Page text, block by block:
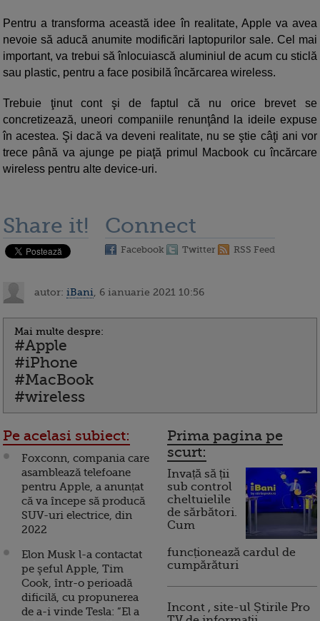
Pentru a transforma această idee în realitate, Apple va avea
nevoie să aducă anumite modificări laptopurilor sale. Cel mai
important, va trebui să înlocuiască aluminiul de acum cu sticlă
sau plastic, pentru a face posibilă încărcarea wireless.
Trebuie ţinut cont şi de faptul că nu orice brevet se
concretizează, uneori companiile renunţând la ideile expuse
în acestea. Şi dacă va deveni realitate, nu se ştie câţi ani vor
trece până va ajunge pe piaţă primul Macbook cu încărcare
wireless pentru alte device-uri.
Share it! Connect
Facebook Twitter RSS Feed
autor: iBani , 6 ianuarie 2021 10:56
Mai multe despre:
#Apple
#iPhone
#MacBook
#wireless
Pe acelasi subiect:
Foxconn, compania care
asamblează telefoane
pentru Apple, a anunțat
că va începe să producă
SUV-uri electrice, din
2022
Elon Musk l-a contactat
pe şeful Apple, Tim
Cook, într-o perioadă
dificilă, cu propunerea
de a-i vinde Tesla: ”El a
Prima pagina pe
scurt:
Invață să ții
sub control
cheltuielile
de sărbători.
Cum
funcționează cardul de
cumpărături
Incont , site-ul Știrile Pro